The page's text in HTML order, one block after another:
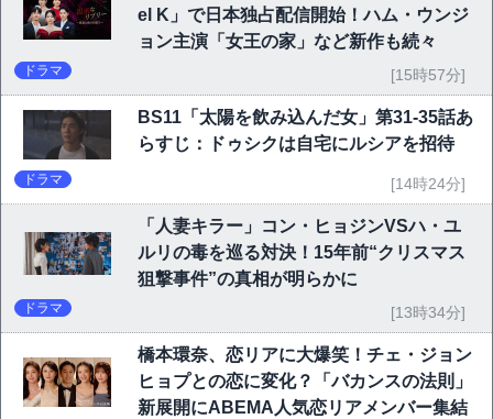
el K」で日本独占配信開始！ハム・ウンジ
ョン主演「女王の家」など新作も続々
ドラマ [15時57分]
BS11「太陽を飲み込んだ女」第31-35話あ
らすじ：ドゥシクは自宅にルシアを招待
ドラマ [14時24分]
「人妻キラー」コン・ヒョジンVSハ・ユ
ルリの毒を巡る対決！15年前“クリスマス
狙撃事件”の真相が明らかに
ドラマ [13時34分]
橋本環奈、恋リアに大爆笑！チェ・ジョン
ヒョプとの恋に変化？「バカンスの法則」
新展開にABEMA人気恋リアメンバー集結